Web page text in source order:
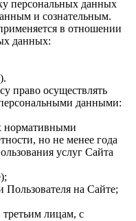
персональных данных
и сознательным.
в отношении
данных:
право осуществлять
данными:
нормативными
но не менее года
услуг Сайта
Пользователя на Сайте;
третьим лицам, с